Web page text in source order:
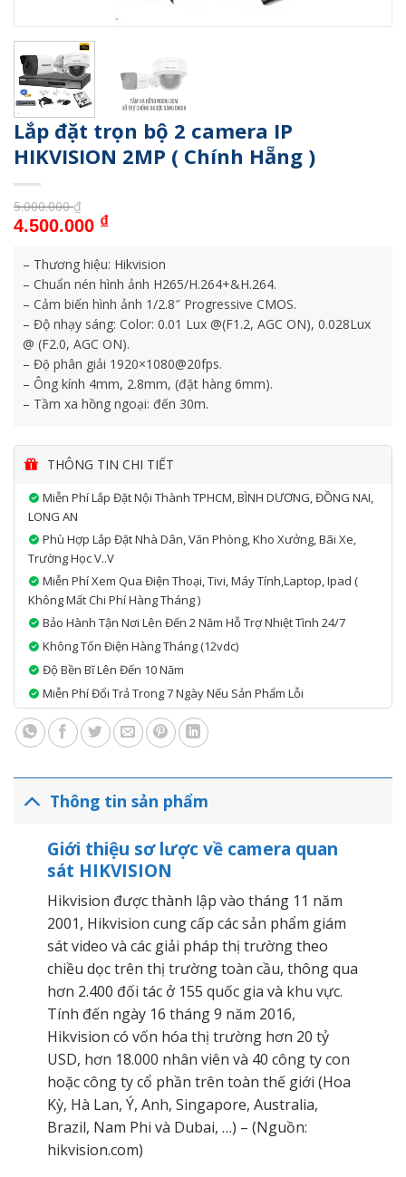
Lắp đặt trọn bộ 2 camera IP
HIKVISION 2MP ( Chính Hẵng )
5.000.000₫
Giá gốc là: 5.000.000 ₫.
4.500.000 ₫Giá hiện tại là: 4.500.000 ₫.
– Thương hiệu: Hikvision
– Chuẩn nén hình ảnh H265/H.264+&H.264.
– Cảm biến hình ảnh 1/2.8″ Progressive CMOS.
– Độ nhạy sáng: Color: 0.01 Lux @(F1.2, AGC ON), 0.028Lux
@ (F2.0, AGC ON).
– Độ phân giải 1920×1080@20fps.
– Ông kính 4mm, 2.8mm, (đặt hàng 6mm).
– Tầm xa hồng ngoại: đến 30m.
THÔNG TIN CHI TIẾT
Miễn Phí Lắp Đặt Nội Thành TPHCM, BÌNH DƯƠNG, ĐỒNG NAI,
LONG AN
Phù Hợp Lắp Đặt Nhà Dân, Văn Phòng, Kho Xưởng, Bãi Xe,
Trường Học V..v
Miễn Phí Xem Qua Điện Thoại, Tivi, Máy Tính,laptop, Ipad (
Không Mất Chi Phí Hàng Tháng )
Bảo Hành Tận Nơi Lên Đến 2 Năm Hỗ Trợ Nhiệt Tình 24/7
Không Tốn Điện Hàng Tháng (12vdc)
Độ Bền Bĩ Lên Đến 10 Năm
Miễn Phí Đổi Trả Trong 7 Ngày Nếu Sản Phẩm Lỗi
Thông tin sản phẩm
Giới thiệu sơ lược về camera quan
sát HIKVISION
Hikvision được thành lập vào tháng 11 năm
2001, Hikvision cung cấp các sản phẩm giám
sát video và các giải pháp thị trường theo
chiều dọc trên thị trường toàn cầu, thông qua
hơn 2.400 đối tác ở 155 quốc gia và khu vực.
Tính đến ngày 16 tháng 9 năm 2016,
Hikvision có vốn hóa thị trường hơn 20 tỷ
USD, hơn 18.000 nhân viên và 40 công ty con
hoặc công ty cổ phần trên toàn thế giới (Hoa
Kỳ, Hà Lan, Ý, Anh, Singapore, Australia,
Brazil, Nam Phi và Dubai, …) – (Nguồn:
hikvision.com)